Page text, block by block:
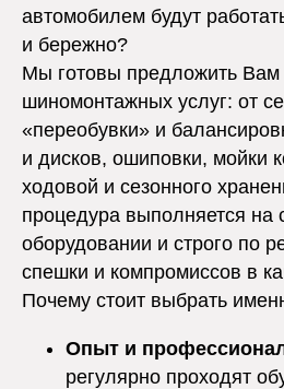
автомобилем будут
и бережно?
Мы готовы предложить Вам
шиномонтажных услуг: от
«переобувки» и
и дисков, ошиповки, мойки
ходовой и сезонного
процедура выполняется на
оборудовании и строго по
спешки и компромиссов в
Почему стоит выбрать
Опыт и
регулярно проходят